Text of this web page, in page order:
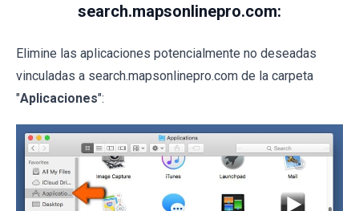
search.mapsonlinepro.com:
Elimine las aplicaciones potencialmente no deseadas
vinculadas a search.mapsonlinepro.com de la carpeta
"Aplicaciones":